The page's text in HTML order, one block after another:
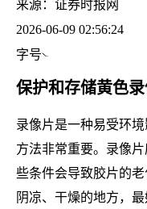
来源： 证券时报网
2026-06-09 02:56:24
字号
保护和存储黄色
录像片是一种易受环
方法非常重要。录像
些条件会导致胶片的
阴凉、干燥的地方，